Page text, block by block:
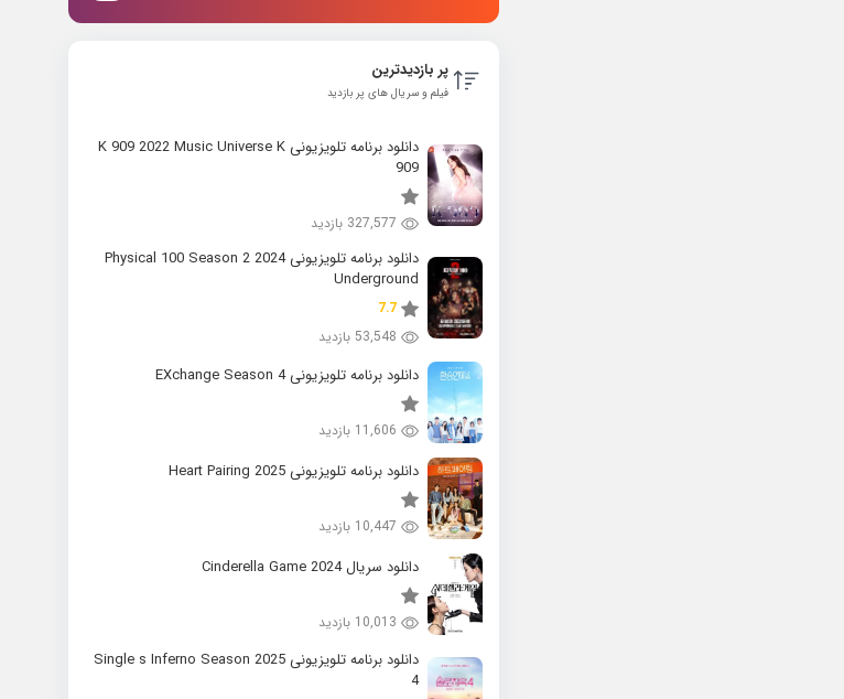
پر بازدیدترین
فیلم و سریال های پر بازدید
دانلود برنامه تلویزیونی K 909 2022 Music Universe K
909
327,577 بازدید
دانلود برنامه تلویزیونی 2024 Physical 100 Season 2
Underground
7.7
53,548 بازدید
دانلود برنامه تلویزیونی EXchange Season 4
11,606 بازدید
دانلود برنامه تلویزیونی 2025 Heart Pairing
10,447 بازدید
دانلود سریال 2024 Cinderella Game
10,013 بازدید
دانلود برنامه تلویزیونی 2025 Single s Inferno Season
4